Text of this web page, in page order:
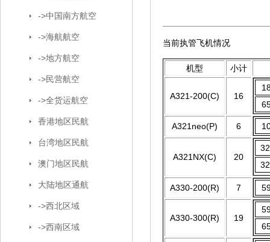
->中国南方航空
->海航航空
->地方航空
->民营航空
->全货运航空
香港地区民航
台湾地区民航
澳门地区民航
大陆地区通航
->西北区域
->西南区域
当前执管飞机情况
机型 小计
A321-200(C) 16
A321neo(P) 6
A321NX(C) 20
A330-200(R) 7
A330-300(R) 19